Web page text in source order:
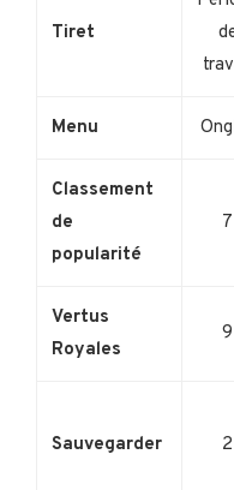
Tiret
Menu
Classement
de
popularité
7
Vertus
Royales
9
Sauvegarder 2